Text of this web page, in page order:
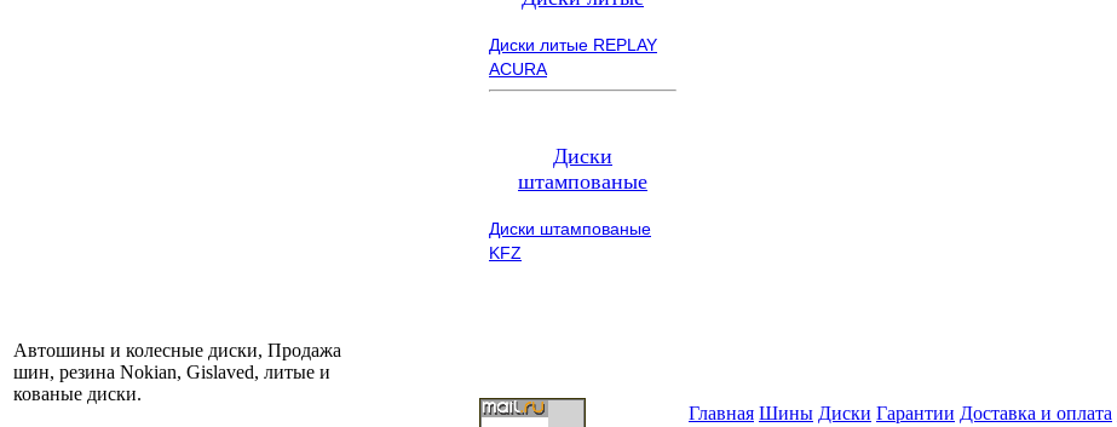
Диски литые REPLAY
ACURA
Диски
штампованые
Диски штампованые
KFZ
Автошины и колесные диски, Продажа
шин, резина Nokian, Gislaved, литые и
кованые диски.
Главная Шины Диски Гарантии Доставка и оплата